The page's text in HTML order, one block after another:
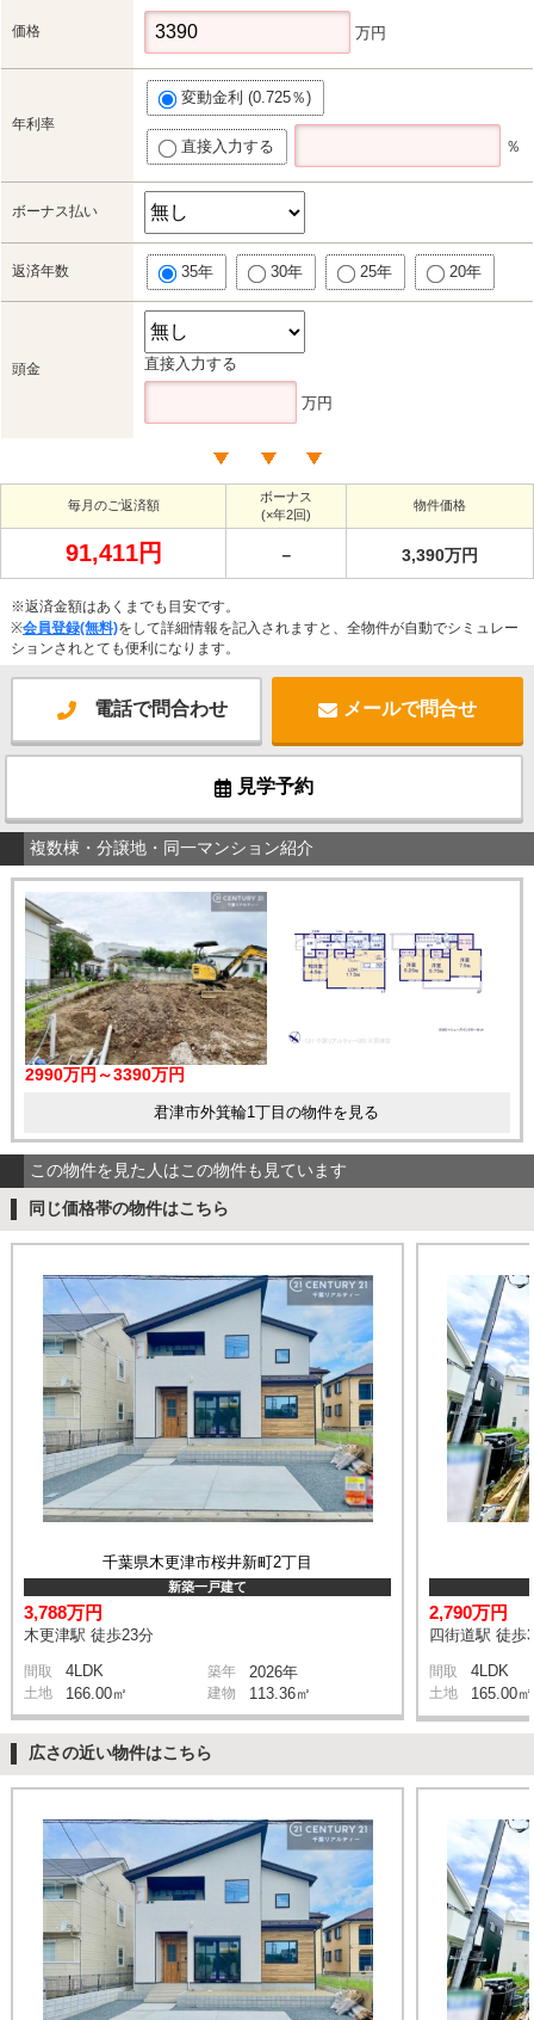
価格 万円
年利率
変動金利 (0.725％)
直接入力する ％
ボーナス払い
返済年数 35年 30年 25年 20年
頭金 直接入力する
万円
毎月のご返済額
ボーナス
(×年2回)
物件価格
91,411円 － 3,390万円
※返済金額はあくまでも目安です。
※会員登録(無料)をして詳細情報を記入されますと、全物件が自動でシミュレー
ションされとても便利になります。
電話で問合わせ メールで問合せ
見学予約
複数棟・分譲地・同一マンション紹介
2990万円～3390万円
君津市外箕輪1丁目の物件を見る
この物件を見た人はこの物件も見ています
同じ価格帯の物件はこちら
千葉県木更津市桜井新町2丁目
新築一戸建て
3,788万円
木更津駅 徒歩23分
間取 4LDK 築年 2026年
土地 166.00㎡ 建物 113.36㎡
2,790万円
四街道駅 徒歩
間取 4LDK
土地 165.00㎡
広さの近い物件はこちら